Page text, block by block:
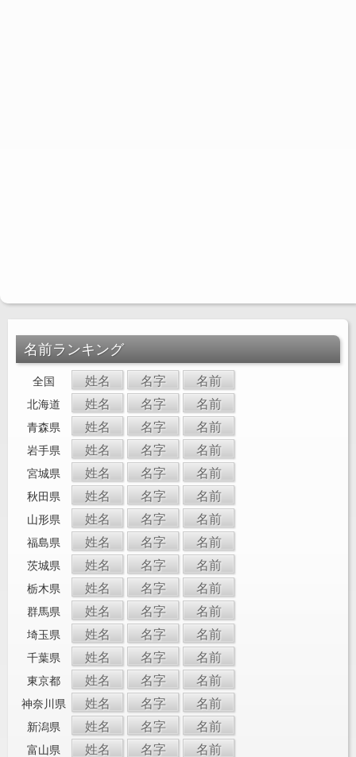
名前ランキング
全国 姓名 名字 名前
北海道 姓名 名字 名前
青森県 姓名 名字 名前
岩手県 姓名 名字 名前
宮城県 姓名 名字 名前
秋田県 姓名 名字 名前
山形県 姓名 名字 名前
福島県 姓名 名字 名前
茨城県 姓名 名字 名前
栃木県 姓名 名字 名前
群馬県 姓名 名字 名前
埼玉県 姓名 名字 名前
千葉県 姓名 名字 名前
東京都 姓名 名字 名前
神奈川県 姓名 名字 名前
新潟県 姓名 名字 名前
富山県 姓名 名字 名前